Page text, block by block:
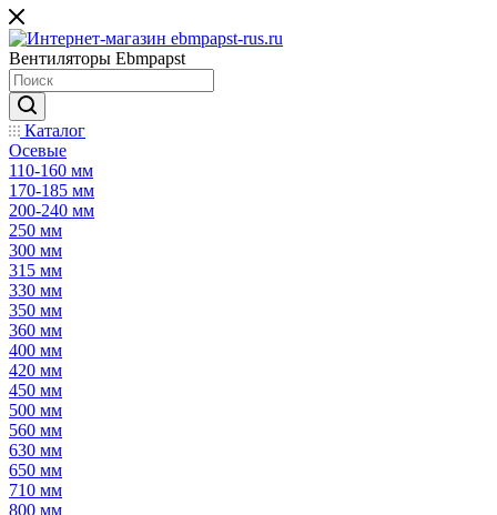
Вентиляторы Ebmpapst
Каталог
Осевые
110-160 мм
170-185 мм
200-240 мм
250 мм
300 мм
315 мм
330 мм
350 мм
360 мм
400 мм
420 мм
450 мм
500 мм
560 мм
630 мм
650 мм
710 мм
800 мм